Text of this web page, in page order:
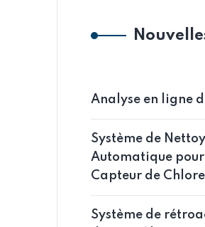
Analyse en ligne
Système de
Automatique
Capteur de Chlore
Système de